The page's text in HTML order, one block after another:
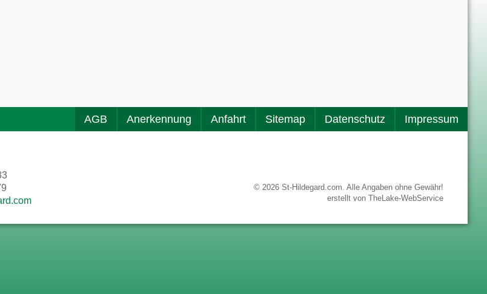
AGB Anerkennung Anfahrt Sitemap Datenschutz Impressum
© 2026 St-Hildegard.com. Alle Angaben ohne Gewähr!
erstellt von TheLake-WebService